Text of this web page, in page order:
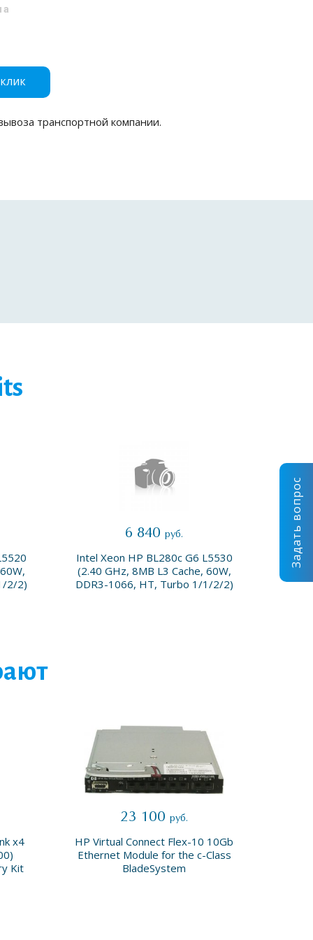
транспортной компании.
2/2)
6 840 руб.
Intel Xeon HP BL280c G6 L5530
(2.40 GHz, 8MB L3 Cache, 60W,
DDR3-1066, HT, Turbo 1/1/2/2)
Intel
x4
Kit
23 100 руб.
HP Virtual Connect Flex-10 10Gb
Ethernet Module for the c-Class
BladeSystem
Задать вопрос